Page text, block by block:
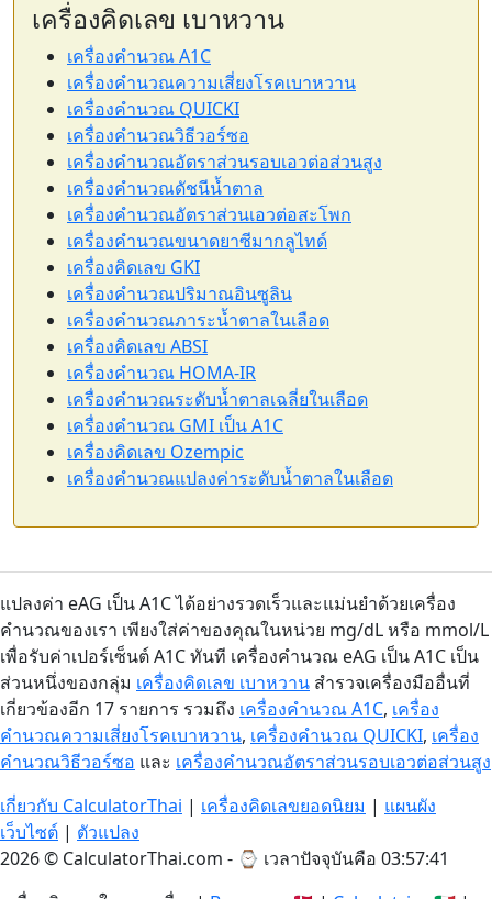
เครื่องคิดเลข เบาหวาน
เครื่องคำนวณ A1C
เครื่องคำนวณความเสี่ยงโรคเบาหวาน
เครื่องคำนวณ QUICKI
เครื่องคำนวณวิธีวอร์ซอ
เครื่องคำนวณอัตราส่วนรอบเอวต่อส่วนสูง
เครื่องคำนวณดัชนีน้ำตาล
เครื่องคำนวณอัตราส่วนเอวต่อสะโพก
เครื่องคำนวณขนาดยาซีมากลูไทด์
เครื่องคิดเลข GKI
เครื่องคำนวณปริมาณอินซูลิน
เครื่องคำนวณภาระน้ำตาลในเลือด
เครื่องคิดเลข ABSI
เครื่องคำนวณ HOMA-IR
เครื่องคำนวณระดับน้ำตาลเฉลี่ยในเลือด
เครื่องคำนวณ GMI เป็น A1C
เครื่องคิดเลข Ozempic
เครื่องคำนวณแปลงค่าระดับน้ำตาลในเลือด
แปลงค่า eAG เป็น A1C ได้อย่างรวดเร็วและแม่นยำด้วยเครื่อง
คำนวณของเรา เพียงใส่ค่าของคุณในหน่วย mg/dL หรือ mmol/L
เพื่อรับค่าเปอร์เซ็นต์ A1C ทันที เครื่องคำนวณ eAG เป็น A1C เป็น
ส่วนหนึ่งของกลุ่ม เครื่องคิดเลข เบาหวาน สำรวจเครื่องมืออื่นที่
เกี่ยวข้องอีก 17 รายการ รวมถึง เครื่องคำนวณ A1C, เครื่อง
คำนวณความเสี่ยงโรคเบาหวาน, เครื่องคำนวณ QUICKI, เครื่อง
คำนวณวิธีวอร์ซอ และ เครื่องคำนวณอัตราส่วนรอบเอวต่อส่วนสูง
เกี่ยวกับ CalculatorThai | เครื่องคิดเลขยอดนิยม | แผนผัง
เว็บไซต์ | ตัวแปลง
2026 © CalculatorThai.com - ⌚ เวลาปัจจุบันคือ 03:57:41